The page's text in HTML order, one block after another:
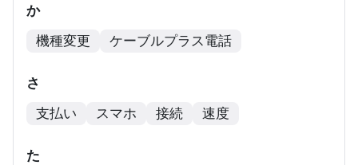
か
機種変更
ケーブルプラス電話
さ
支払い
スマホ 接続 速度
た